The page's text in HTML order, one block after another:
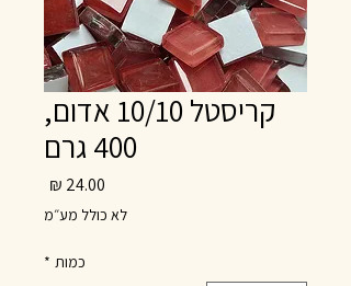
קריסטל 10/10 אדום,
400 גרם
לא כולל מע״מ
כמות *